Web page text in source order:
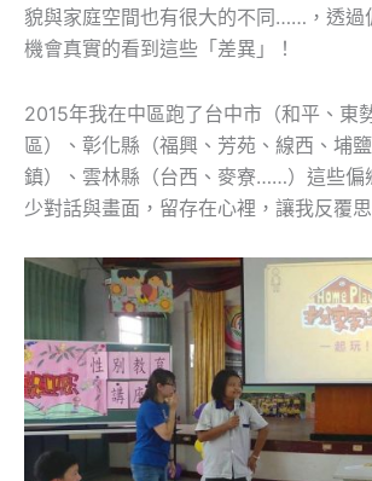
貌與家庭空間也有很大的不同……，透過
機會真實的看到這些「差異」！
2015年我在中區跑了台中市（和平、
區）、彰化縣（福興、芳苑、線西、埔
鎮）、雲林縣（台西、麥寮……）這些偏
少對話與畫面，留存在心裡，讓我反覆